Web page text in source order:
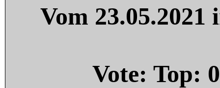
Vom
Vote: Top: 0